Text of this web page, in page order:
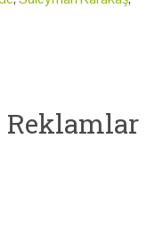
Reklamlar